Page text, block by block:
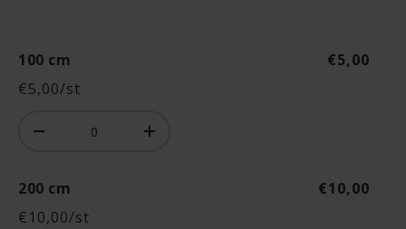
100 cm
€5,00/st
€5,00
- +
200 cm
€10,00/st
€10,00